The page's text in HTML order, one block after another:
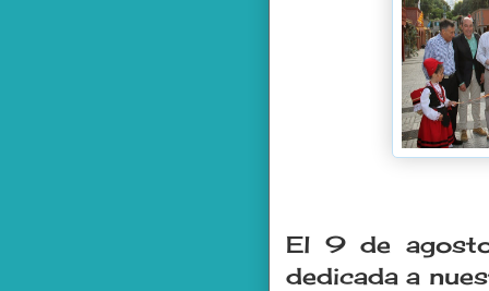
El 9 de
dedicada a